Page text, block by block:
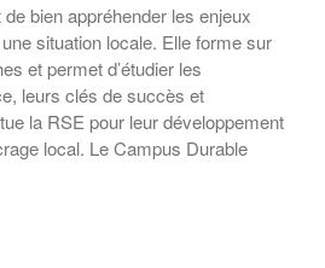
Forum 2025
Forum 2023
Forum 2022
CANDIDATURES 2022
bien appréhender les enjeux
situation locale. Elle forme sur
et permet d’étudier les
leurs clés de succès et
la RSE pour leur développement
local. Le Campus Durable